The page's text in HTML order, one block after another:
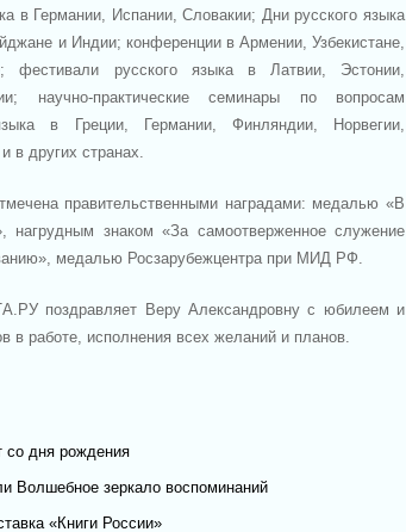
в Германии, Испании, Словакии; Дни русского языка
и Индии; конференции в Армении, Узбекистане,
фестивали русского языка в Латвии, Эстонии,
научно-практические семинары по вопросам
в Греции, Германии, Финляндии, Норвегии,
в других странах.
правительственными наградами: медалью «В
нагрудным знаком «За самоотверженное служение
медалью Росзарубежцентра при МИД РФ.
поздравляет Веру Александровну с юбилеем и
в работе, исполнения всех желаний и планов.
со дня рождения
Волшебное зеркало воспоминаний
«Книги России»